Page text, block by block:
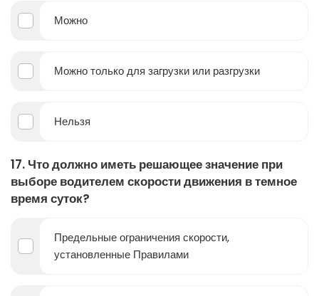
Можно
Можно только для загрузки или разгрузки
Нельзя
17. Что должно иметь решающее значение при
выборе водителем скорости движения в темное
время суток?
Предельные ограничения скорости,
установленные Правилами